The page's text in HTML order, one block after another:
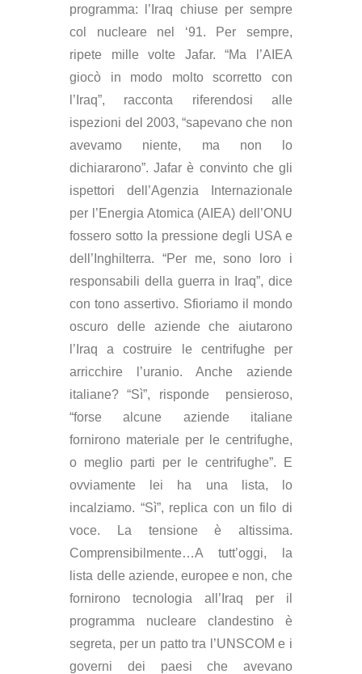
programma: l’Iraq chiuse per sempre
col nucleare nel ‘91. Per sempre,
ripete mille volte Jafar. “Ma l’AIEA
giocò in modo molto scorretto con
l’Iraq”, racconta riferendosi alle
ispezioni del 2003, “sapevano che non
avevamo niente, ma non lo
dichiararono”. Jafar è convinto che gli
ispettori dell’Agenzia Internazionale
per l’Energia Atomica (AIEA) dell’ONU
fossero sotto la pressione degli USA e
dell’Inghilterra. “Per me, sono loro i
responsabili della guerra in Iraq”, dice
con tono assertivo. Sfioriamo il mondo
oscuro delle aziende che aiutarono
l’Iraq a costruire le centrifughe per
arricchire l’uranio. Anche aziende
italiane? “Sì”, risponde pensieroso,
“forse alcune aziende italiane
fornirono materiale per le centrifughe,
o meglio parti per le centrifughe”. E
ovviamente lei ha una lista, lo
incalziamo. “Sì”, replica con un filo di
voce. La tensione è altissima.
Comprensibilmente…A tutt’oggi, la
lista delle aziende, europee e non, che
fornirono tecnologia all’Iraq per il
programma nucleare clandestino è
segreta, per un patto tra l’UNSCOM e i
governi dei paesi che avevano